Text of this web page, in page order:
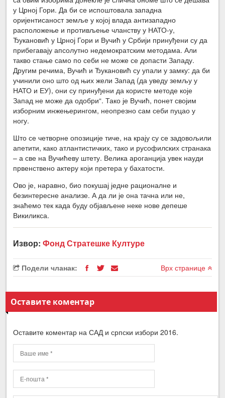
у Црној Гори. Да би се испоштовала западна
оријентисаност земље у којој влада антизападно
расположење и противљење чланству у НАТО-у,
Ђукановић у Црној Гори и Вучић у Србији принуђени су да
прибегавају апсолутно недемократским методама. Али
такво стање само по себи не може се допасти Западу.
Другим речима, Вучић и Ђукановић су упали у замку: да би
учинили оно што од њих жели Запад (да уведу земљу у
НАТО и ЕУ), они су принуђени да користе методе које
Запад не може да одобри“. Тако је Вучић, понет својим
изборним инжењерингом, неопрезно сам себи пуцао у
ногу.
Што се четворне опозиције тиче, на крају су се задовољили
апетити, како атлантистичких, тако и русофилских странака
– а све на Вучићеву штету. Велика ароганција увек науди
првенствено актеру који претера у бахатости.
Ово је, наравно, био покушај једне рационалне и
безинтересне анализе. А да ли је она тачна или не,
знаћемо тек када буду објављене неке нове депеше
Викиликса.
Извор:Фонд Стратешке Културе
Подели чланак: Врх странице
Оставите коментар
Оставите коментар на САД и српски избори 2016.